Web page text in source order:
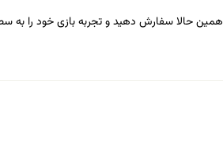
همین حالا سفارش دهیدو تجربه بازی خود را به